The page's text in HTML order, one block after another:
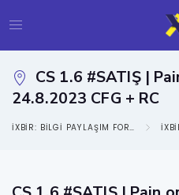
CS 1.6 #SATIŞ |
24.8.2023 CFG + RC
IXBIR: BILGI PAYLAŞIM FORUMU